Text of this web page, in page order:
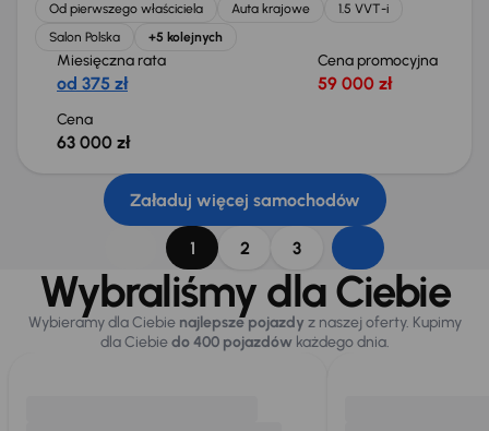
Od pierwszego właściciela Auta krajowe
1.5 VVT-i
Salon Polska
+5 kolejnych
Miesięczna rata
od 375 zł
Cena promocyjna
59 000 zł
Cena
63 000 zł
Załaduj więcej samochodów
1 2 3
Wybraliśmy dla Ciebie
Wybieramy dla Ciebie najlepsze pojazdy z naszej oferty. Kupimy
dla Ciebiedo 400 pojazdówkażdego dnia.